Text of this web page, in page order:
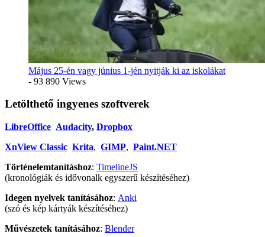
Május 25-én vagy június 1-jén nyitják ki az iskolákat
- 93 890 Views
Letölthető ingyenes szoftverek
LibreOffice Audacity, Dropbox
XnView Classic Krita, GIMP, Paint.NET
Történelemtanításhoz: TimelineJS
(kronológiák és idővonalk egyszerű készítéséhez)
Idegen nyelvek tanításához: Anki
(szó és kép kártyák készítéséhez)
Művészetek tanításához: Blender